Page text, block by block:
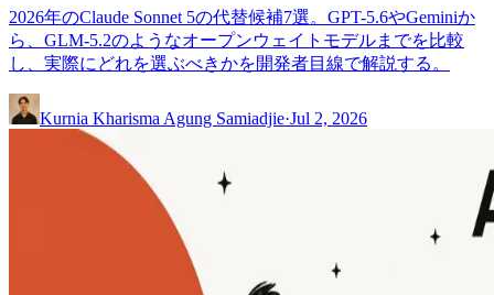
2026年のClaude Sonnet 5の代替候補7選。GPT-5.6やGeminiか
ら、GLM-5.2のようなオープンウェイトモデルまでを比較
し、実際にどれを選ぶべきかを開発者目線で解説する。
Kurnia Kharisma Agung Samiadjie·Jul 2, 2026